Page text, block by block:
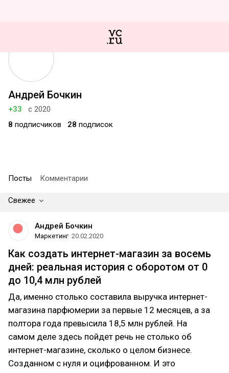
Андрей Бочкин
+33
с 2020
8 подписчиков 28 подписок
Посты Комментарии
Свежее
Андрей Бочкин
Маркетинг 20.02.2020
Как создать интернет-магазин за восемь
дней: реальная история с оборотом от 0
до 10,4 млн рублей
Да, именно столько составила выручка интернет-
магазина парфюмерии за первые 12 месяцев, а за
полтора года превысила 18,5 млн рублей. На
самом деле здесь пойдет речь не столько об
интернет-магазине, сколько о целом бизнесе.
Созданном с нуля и оцифрованном. И это